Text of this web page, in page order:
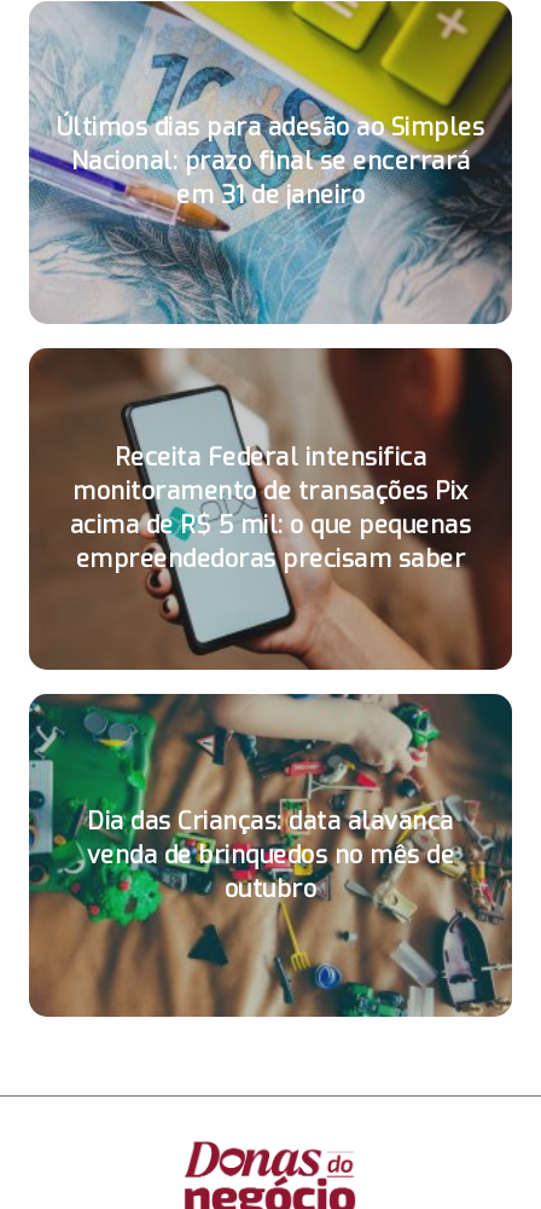
Últimos dias para adesão ao Simples
Nacional: prazo final se encerrará
em 31 de janeiro
Receita Federal intensifica
monitoramento de transações Pix
acima de R$ 5 mil: o que pequenas
empreendedoras precisam saber
Dia das Crianças: data alavanca
venda de brinquedos no mês de
outubro